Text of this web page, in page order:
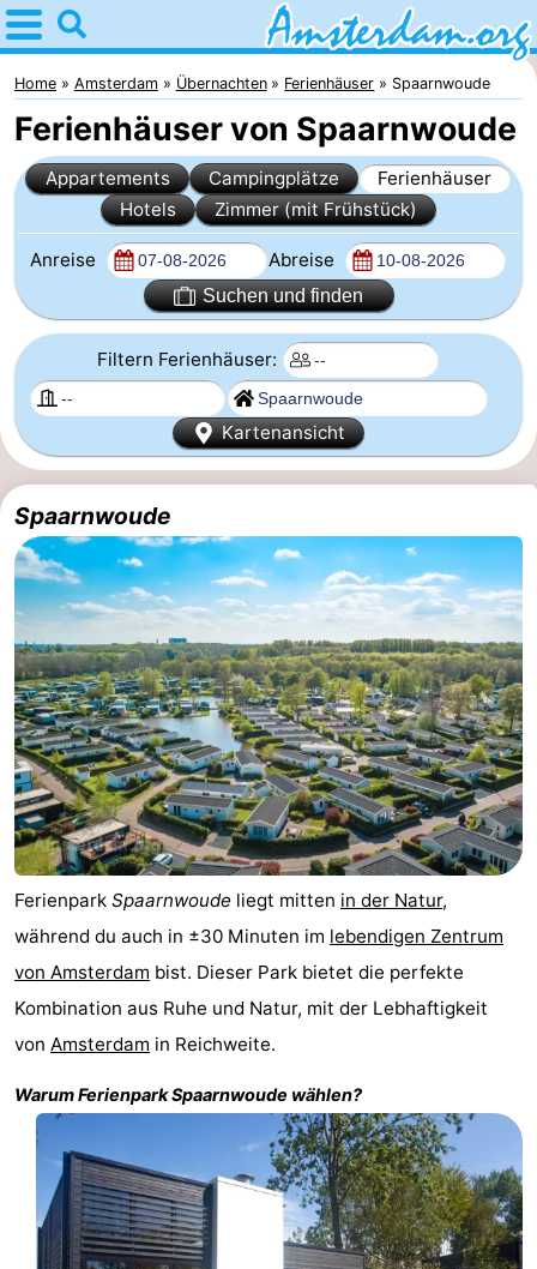
Home
Amsterdam
Interessante
Ausflüge
Für
Junge
Erwachsene
Kostenlos
Übernachten
Appartements
Campingplätze
Ferienhäuser
-
Het
Amsterdamse
Bos
-
Spaarnwoude
Hotels
Zimmer
(mit
Frühstück)
Lastminutes
Museen
Attraktionen
Sehen
&
tun
-
Museen
-
Denkmäler
-
Kirchen
Aussichtspunkte
Attraktionen
Home Amsterdam Übernachten Ferienhäuser Spaarnwoude
Ferienhäuser von Spaarnwoude
Appartements Campingplätze
Ferienhäuser
Hotels
Zimmer (mit Frühstück)
Anreise Abreise
Suchen und finden
Filtern Ferienhäuser:
Kartenansicht
Spaarnwoude
Ferienpark Spaarnwoude liegt mitten in der Natur,
während du auch in ±30 Minuten im lebendigen Zentrum
von Amsterdam bist. Dieser Park bietet die perfekte
Kombination aus Ruhe und Natur, mit der Lebhaftigkeit
von Amsterdam in Reichweite.
Warum FerienparkSpaarnwoude wählen?